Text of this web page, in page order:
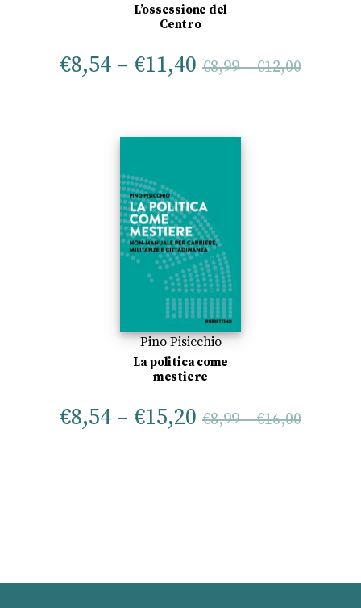
L’ossessione del
Centro
€8,54 – €11,40 €8,99–€12,00
Pino Pisicchio
La politica come
mestiere
€8,54 – €15,20 €8,99–€16,00